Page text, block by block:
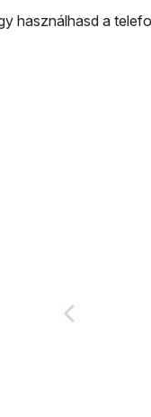
használhasd a